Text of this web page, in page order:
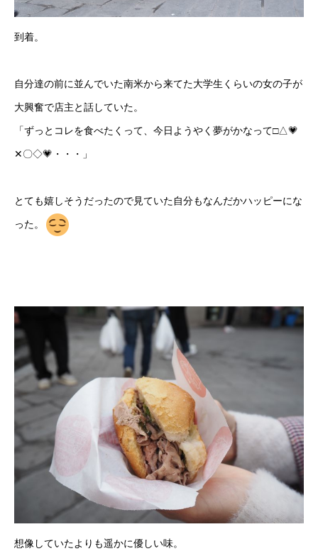
到着。
自分達の前に並んでいた南米から来てた大学生くらいの女の子が
大興奮で店主と話していた。
「ずっとコレを食べたくって、今日ようやく夢がかなって□△💗
✕〇◇💗・・・」
とても嬉しそうだったので見ていた自分もなんだかハッピーにな
った。
想像していたよりも遥かに優しい味。